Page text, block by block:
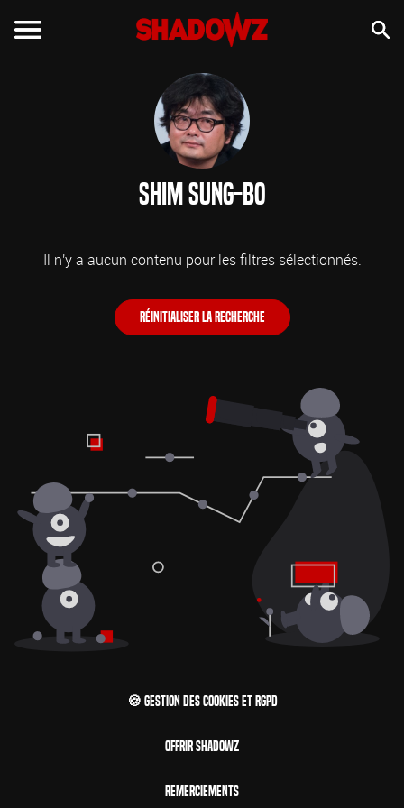
Shim Sung-bo
Il n'y a aucun contenu pour les filtres sélectionnés.
Réinitialiser la recherche
🍪 Gestion des cookies et RGPD
Offrir Shadowz
Remerciements